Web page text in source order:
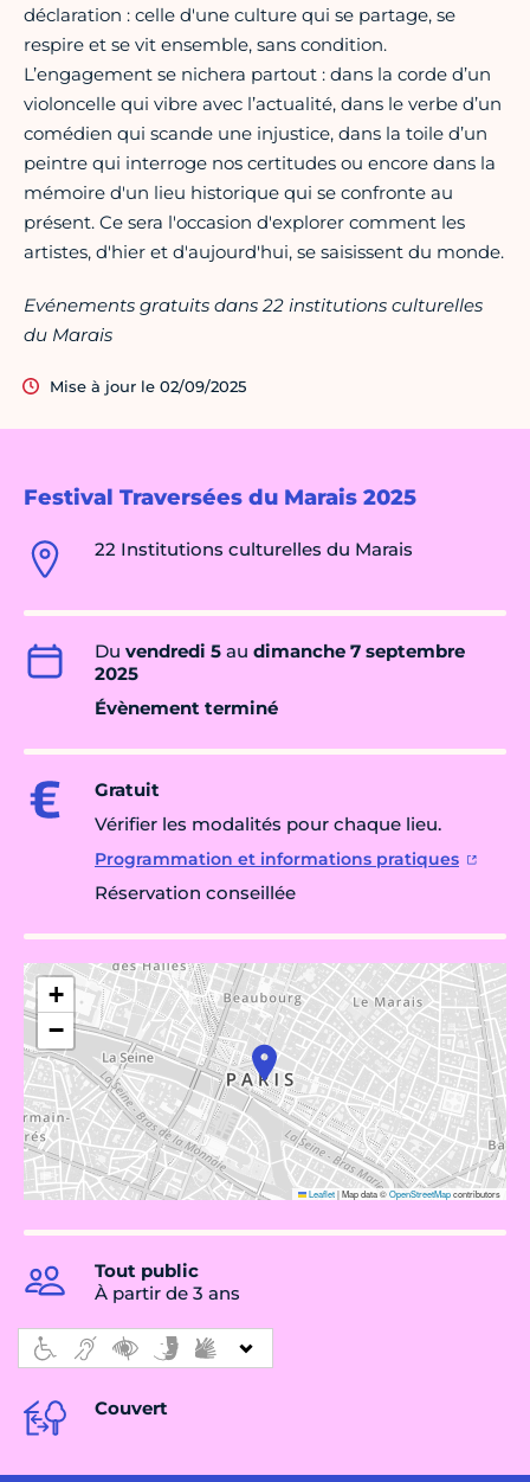
Festival Traversées du Marais 2025
22 Institutions culturelles du Marais
Du vendredi 5 au dimanche 7 septembre
2025
Évènement terminé
Gratuit
Vérifier les modalités pour chaque lieu.
Programmation et informations pratiques
Réservation conseillée
+
−
Leaflet|Map data ©OpenStreetMapcontributors
Tout public
À partir de 3 ans
Couvert
déclaration : celle d'une culture qui se partage, se
respire et se vit ensemble, sans condition.
L’engagement se nichera partout : dans la corde d’un
violoncelle qui vibre avec l’actualité, dans le verbe d’un
comédien qui scande une injustice, dans la toile d’un
peintre qui interroge nos certitudes ou encore dans la
mémoire d'un lieu historique qui se confronte au
présent. Ce sera l'occasion d'explorer comment les
artistes, d'hier et d'aujourd'hui, se saisissent du monde.
Evénements gratuits dans 22 institutions culturelles
du Marais
Mise à jour le 02/09/2025